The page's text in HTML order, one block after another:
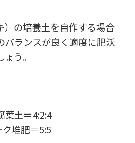
）の培養土を自作する場合
バランスが良く適度に肥沃
う。
葉土＝4:2:4
堆肥＝5:5